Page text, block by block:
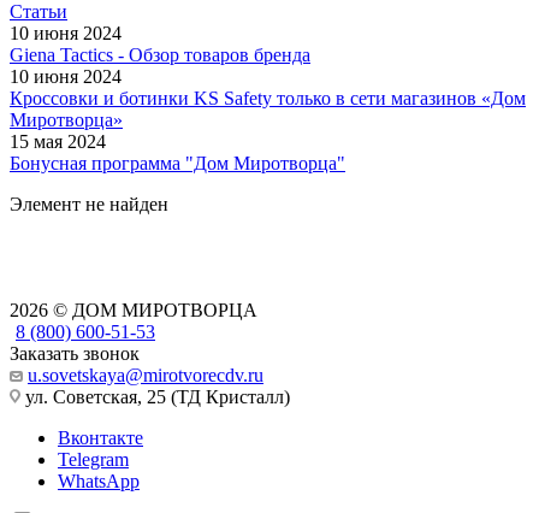
Статьи
10 июня 2024
Giena Tactics - Обзор товаров бренда
10 июня 2024
Кроссовки и ботинки KS Safety только в сети магазинов «Дом
Миротворца»
15 мая 2024
Бонусная программа "Дом Миротворца"
Элемент не найден
2026 © ДОМ МИРОТВОРЦА
8 (800) 600-51-53
Заказать звонок
u.sovetskaya@mirotvorecdv.ru
ул. Советская, 25 (ТД Кристалл)
Вконтакте
Telegram
WhatsApp